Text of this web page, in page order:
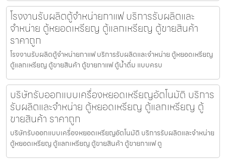
โรงงานรับผลิตตู้จำหน่ายกาแฟ บริการรับผลิตและ
จำหน่าย ตู้หยอดเหรียญ ตู้แลกเหรียญ ตู้ขายสินค้า
ราคาถูก
โรงงานรับผลิตตู้จำหน่ายกาแฟ บริการรับผลิตและจำหน่าย ตู้หยอดเหรียญ
ตู้แลกเหรียญ ตู้ขายสินค้า ตู้ขายกาแฟ ตู้น้ำดื่ม แบบครบ
บริษัทรับออกแบบเครื่องหยอดเหรียญ​อัตโนมัติ บริการ
รับผลิตและจำหน่าย ตู้หยอดเหรียญ ตู้แลกเหรียญ ตู้
ขายสินค้า ราคาถูก
บริษัทรับออกแบบเครื่องหยอดเหรียญ​อัตโนมัติ บริการรับผลิตและจำหน่าย
ตู้หยอดเหรียญ ตู้แลกเหรียญ ตู้ขายสินค้า ตู้ขายกาแฟ ตู